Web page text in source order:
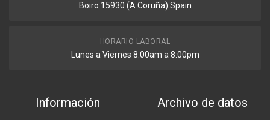
Boiro 15930 (A Coruña) Spain
HORARIO LABORAL
Lunes a Viernes 8:00am a 8:00pm
Información Archivo de datos